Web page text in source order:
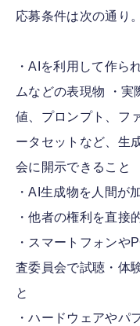
応募条件は次の通り。
・AIを利用して作ら
ムなどの表現物 ・実
値、プロンプト、フ
ータセットなど、生
会に開示できること
・AI生成物を人間が
・他者の権利を直接
・スマートフォンや
査委員会で試聴・体
と
・ハードウェアやパ